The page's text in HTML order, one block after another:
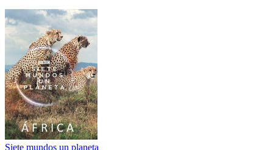
Siete mundos un planeta